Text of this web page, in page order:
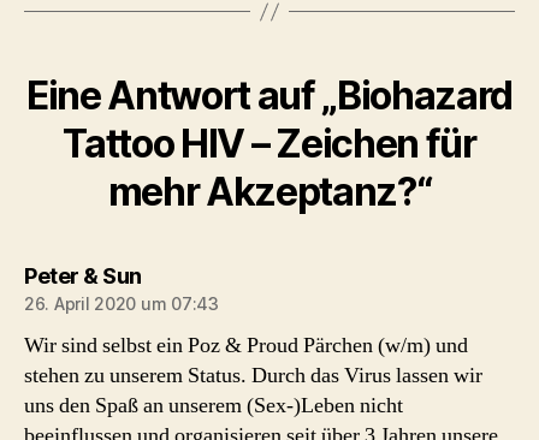
Eine Antwort auf „Biohazard
Tattoo HIV – Zeichen für
mehr Akzeptanz?“
Peter & Sunsagt:
26. April 2020 um 07:43
Wir sind selbst ein Poz & Proud Pärchen (w/m) und
stehen zu unserem Status. Durch das Virus lassen wir
uns den Spaß an unserem (Sex-)Leben nicht